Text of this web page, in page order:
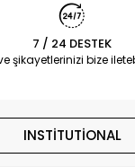
7 / 24 DESTEK
şikayetlerinizi bize
INSTİTUTİONAL